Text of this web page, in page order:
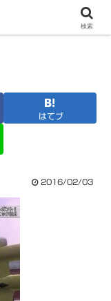
はてブ
2016/02/03
検索